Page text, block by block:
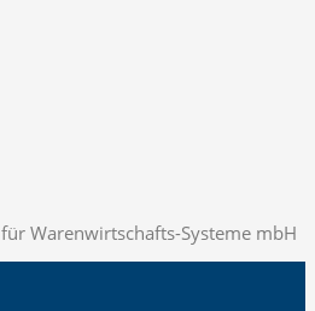
Warenwirtschafts-Systeme mbH